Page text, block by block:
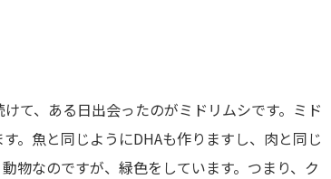
て、ある日出会ったのがミドリムシです。ミド
。魚と同じようにDHAも作りますし、肉と同じ
物なのですが、緑色をしています。つまり、ク